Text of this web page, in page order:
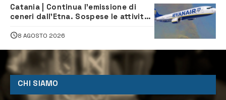
Catania | Continua l’emissione di
ceneri dall’Etna. Sospese le attività
8 AGOSTO 2026
CHI SIAMO